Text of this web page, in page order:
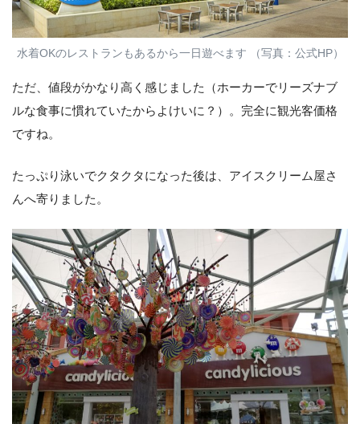
水着OKのレストランもあるから一日遊べます （写真：公式HP）
ただ、値段がかなり高く感じました（ホーカーでリーズナブ
ルな食事に慣れていたからよけいに？）。完全に観光客価格
ですね。
たっぷり泳いでクタクタになった後は、アイスクリーム屋さ
んへ寄りました。